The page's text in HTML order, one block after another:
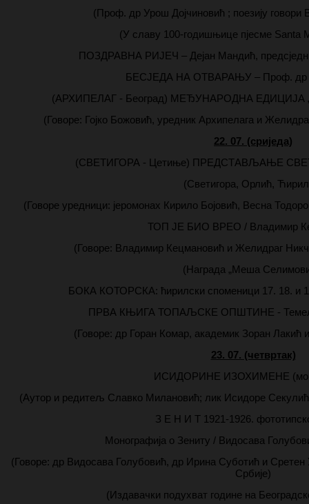
(Проф. др Урош Дојчиновић ; поезију
(У славу 100-годишњице пјесме Santa
ПОЗДРАВНА РИЈЕЧ – Дејан Мандић,
БЕСЈЕДА НА ОТВАРАЊУ – Проф. др
(АРХИПЕЛАГ - Београд) МЕЂУНАРОДНА
(Говоре: Гојко Божовић, уредник Архипелага и
22. 07. (сриједа)
(СВЕТИГОРА - Цетиње) ПРЕДСТАВЉАЊЕ
(Светигора, Орлић,
(Говоре уредници: јеромонах Кирило Бојовић, Весна
ТОП ЈЕ БИО ВРЕО / Владимир
(Говоре: Владимир Кецмановић и Желидраг
(Награда „Меша
БОКА КОТОРСКА: ћирилски споменици 17. 18. и
ПРВА КЊИГА ТОПАЉСКЕ ОПШТИНЕ -
(Говоре: др Горан Комар, академик Зоран Лакић
23. 07. (четвртак)
ИСИДОРИНЕ ИЗОХИМЕНЕ
(Аутор и редитељ Славко Милановић; лик Исидоре
З Е Н И Т 1921-1926.
Монографија о Зениту / Видосава
(Говоре: др Видосава Голубовић, др Ирина Суботић и Сретен
Србије)
(Издавачки подухват године на